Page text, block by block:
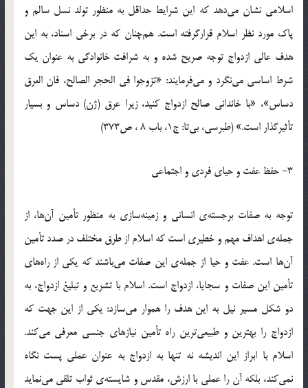
اسلامي نشان مي‌دهد كه اين شرايط حداقل به منظور تولد نسل سالم و
پاك مورد نظر اسلام قرارگرفته است. هم‌چنان كه در برخي اسناد، به اين
هدف عالي ازدواج توجه صريح شده و به شرافت خانوادگي به عنوان يك
شرط اساسي مي‌نگرد و مي‌فرمايند: «تزوجوا في الحجر الصالح، فان العرق
دساس»، «با خانداني صالح ازدواج كنيد، زيرا عرق (ژن) دساس و بسيار
تأثيرگذار است.» (طبرسي، بي‌تا: ج1، باب 8 ، ص373)
3- حفظ عفت و حياي فردي و اجتماعي
توجه به صفات برجسته‌ي انساني و زمينه‌سازي به منظور تأمين آن‌ها، از
جمله‌ي اهداف مهم و خطيري است كه اسلام از طرق مختلف در صدد تأمين
آن‌ها است. عفت و حيا از جمله‌ي اين صفات مي‌باشند كه يكي از راه‌هاي
تأمين اين صفات و سجايا، ازدواج است. اسلام با تشريع و تبليغ ازدواج، به
دو شكل مسير نيل به اين هدف را هموار مي‌سازد: يكي از اين جهت كه
ازدواج را بهترين و طبيعي‌ترين راه تأمين نيازهاي جنسي معرفي مي‌كند.
اسلام با ابراز اين انديشه نه تنها به ازدواج به عنوان عملي پست نگاه
نمي‌كند، بلكه آن را عملي با ارزش، مقدس و شايسته‌ي ثواب تلقي مي‌نمايد